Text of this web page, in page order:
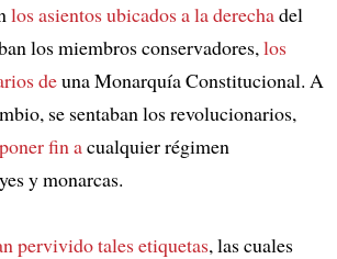
los asientos ubicados a la derechadel
los miembros conservadores,los
deuna Monarquía Constitucional. A
se sentaban los revolucionarios,
fin acualquier régimen
y monarcas.
pervivido tales etiquetas, las cuales